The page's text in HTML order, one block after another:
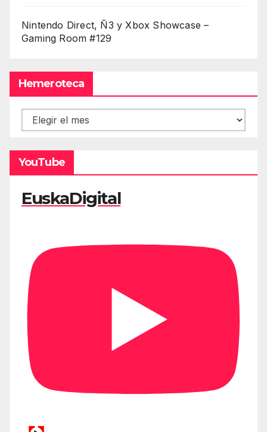
Nintendo Direct, Ñ3 y Xbox Showcase –
Gaming Room #129
Hemeroteca
Hemeroteca
YouTube
EuskaDigital